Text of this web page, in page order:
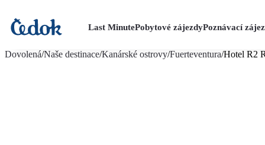
Last MinutePobytové zájezdyPoznávací
Dovolená/Naše destinace/Kanárské ostrovy/Fuerteventura/Hotel R2